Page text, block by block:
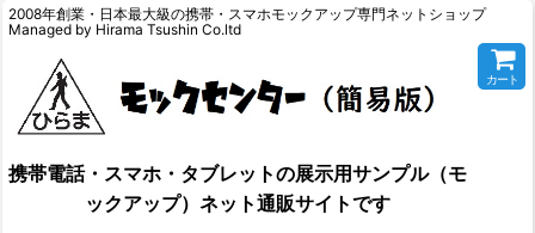
2008年創業・日本最大級の携帯・スマホモックアップ専門ネットショップ
Managed by Hirama Tsushin Co.ltd
携帯電話・スマホ・タブレットの展示用サンプル（モ
ックアップ）ネット通販サイトです
カート